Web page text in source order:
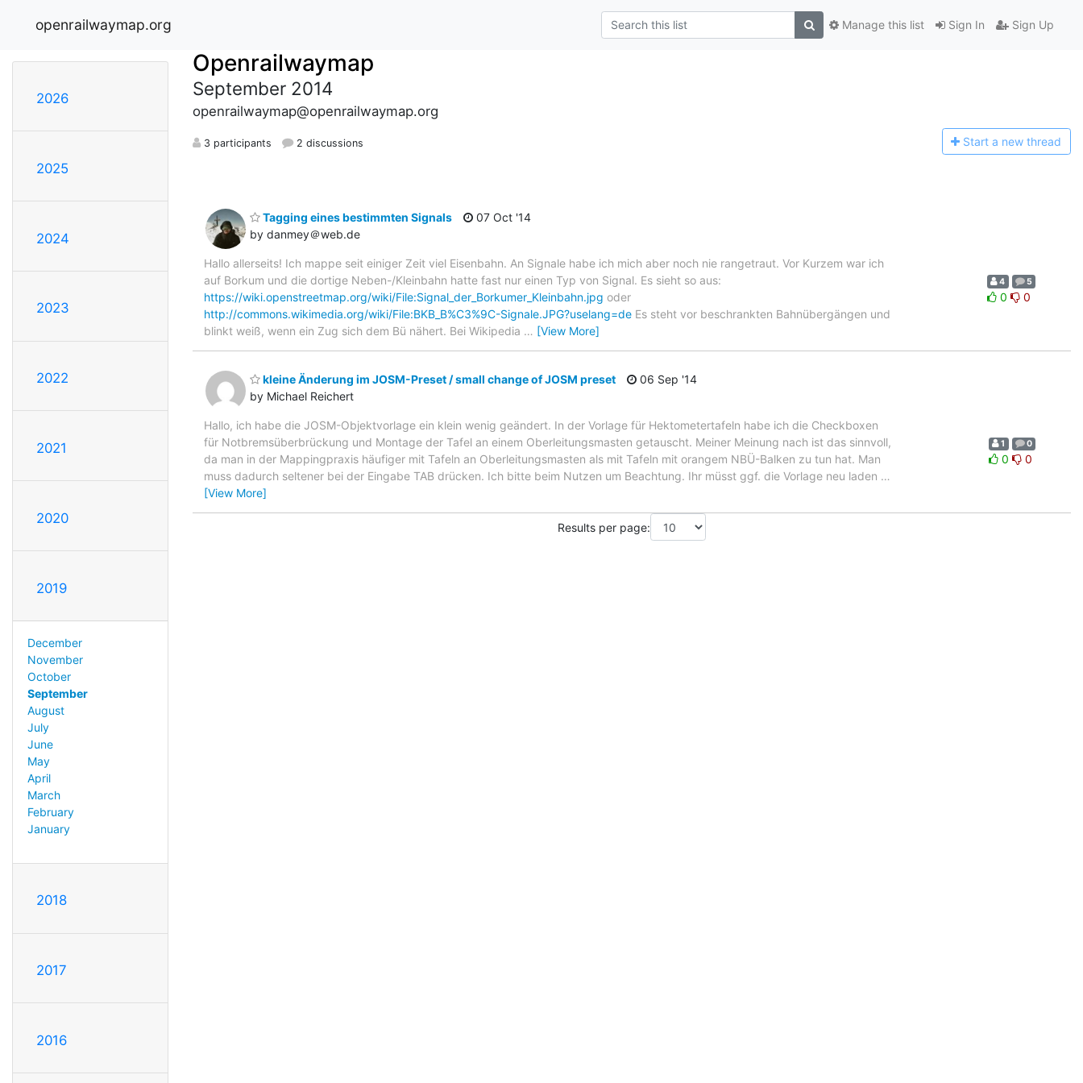
openrailwaymap.org Sign In Sign Up
Manage this list
2026
2025
2024
2023
2022
2021
2020
2019
December
November
October
September
August
July
June
May
April
March
February
January
2018
2017
2016
Openrailwaymap
September 2014
openrailwaymap@openrailwaymap.org
3 participants 2 discussions Start a new thread
Tagging eines bestimmten Signals
by danmey＠web.de
07 Oct '14
Hallo allerseits! Ich mappe seit einiger Zeit viel Eisenbahn. An Signale habe ich mich aber noch nie rangetraut. Vor Kurzem war ich
auf Borkum und die dortige Neben-/Kleinbahn hatte fast nur einen Typ von Signal. Es sieht so aus:
https://wiki.openstreetmap.org/wiki/File:Signal_der_Borkumer_Kleinbahn.jpg oder
http://commons.wikimedia.org/wiki/File:BKB_B%C3%9C-Signale.JPG?uselang=de Es steht vor beschrankten Bahnübergängen und
blinkt weiß, wenn ein Zug sich dem Bü nähert. Bei Wikipedia … [View More]
4 5
0 0
kleine Änderung im JOSM-Preset / small change of JOSM preset
by Michael Reichert
06 Sep '14
Hallo, ich habe die JOSM-Objektvorlage ein klein wenig geändert. In der Vorlage für Hektometertafeln habe ich die Checkboxen
für Notbremsüberbrückung und Montage der Tafel an einem Oberleitungsmasten getauscht. Meiner Meinung nach ist das sinnvoll,
da man in der Mappingpraxis häufiger mit Tafeln an Oberleitungsmasten als mit Tafeln mit orangem NBÜ-Balken zu tun hat. Man
muss dadurch seltener bei der Eingabe TAB drücken. Ich bitte beim Nutzen um Beachtung. Ihr müsst ggf. die Vorlage neu laden …
[View More]
1 0
0 0
Results per page: